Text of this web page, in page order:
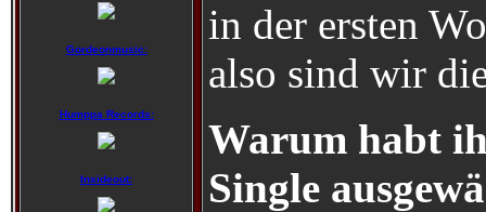
Gordeonmusic:
Humppa Records:
Insideout:
in der ersten
also sind wir
Warum habt
Single